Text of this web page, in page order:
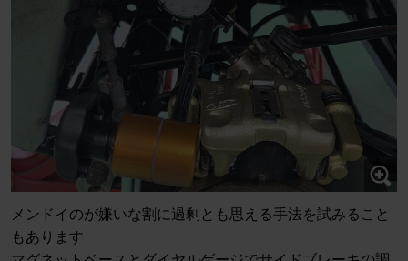
メンドイのが嫌いな割に過剰とも思える手法を試みること
もあります